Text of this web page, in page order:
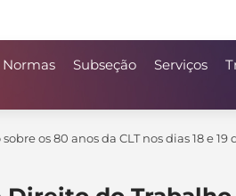
Normas Subseção Serviços
os 80 anos da CLT nos dias 18 e 19